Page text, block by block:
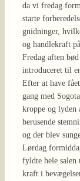
da vi fredag
starte
gnidninger,
og handlekraft
Fredag aften
introduceret til
Efter at have
gang med
kroppe og lyden
berusende
og der blev
Lørdag
fyldte hele salen
kraft i